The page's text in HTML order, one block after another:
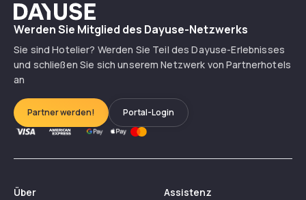
Dayuse
Werden Sie Mitglied des Dayuse-Netzwerks
Sie sind Hotelier? Werden Sie Teil des Dayuse-Erlebnisses
und schließen Sie sich unserem Netzwerk von Partnerhotels
an
Partner werden! Portal-Login
Über Assistenz